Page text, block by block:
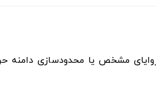
مشخص یا محدودسازی دامنه